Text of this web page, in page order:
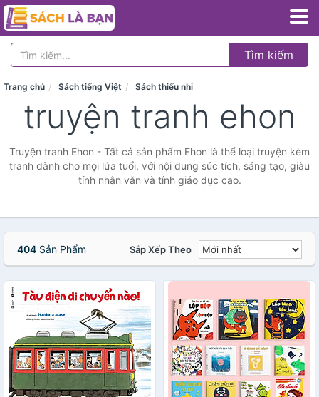
Tìm kiếm
Trang chủ Sách tiếng Việt Sách thiếu nhi
truyện tranh ehon
Truyện tranh Ehon - Tất cả sản phẩm Ehon là thể loại truyện kèm
tranh dành cho mọi lứa tuổi, với nội dung súc tích, sáng tạo, giàu
tính nhân văn và tính giáo dục cao.
404 Sản Phẩm Sắp Xếp Theo